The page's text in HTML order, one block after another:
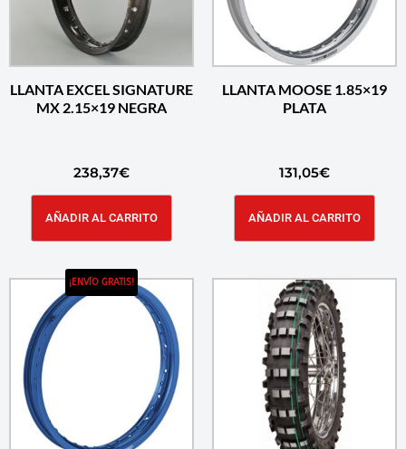
LLANTA EXCEL SIGNATURE
MX 2.15×19 NEGRA
238,37€
AÑADIR AL CARRITO
LLANTA MOOSE 1.85×19
PLATA
131,05€
AÑADIR AL CARRITO
¡ENVÍO GRATIS!